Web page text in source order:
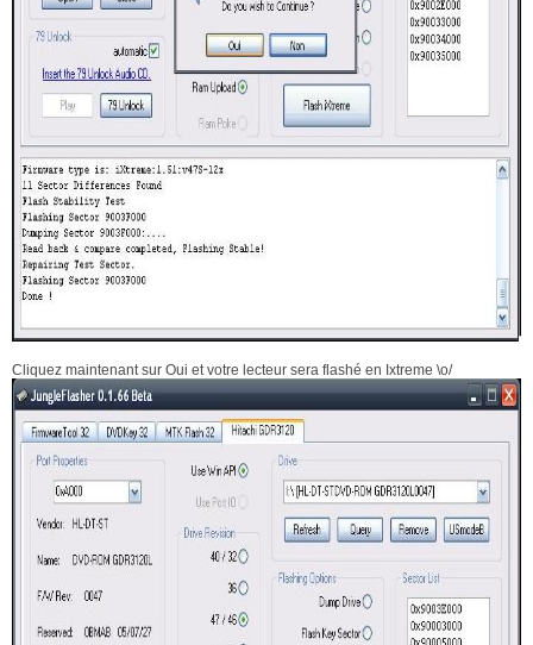
Cliquez maintenant sur Oui et votre lecteur sera flashé en Ixtreme \o/